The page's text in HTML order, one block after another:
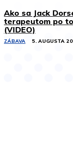
Ako sa Jack
terapeutom po
(VIDEO)
ZÁBAVA 5. AUGUSTA